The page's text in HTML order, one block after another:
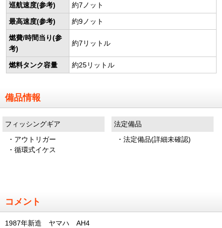
巡航速度(参考) 約7ノット
最高速度(参考) 約9ノット
燃費/時間当り(参
考)
約7リットル
燃料タンク容量 約25リットル
備品情報
フィッシングギア
・アウトリガー
・循環式イケス
法定備品
・法定備品(詳細未確認)
コメント
1987年新造 ヤマハ AH4